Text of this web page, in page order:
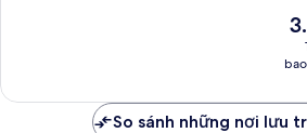
xét
tại
So sánh những nơi lưu